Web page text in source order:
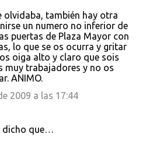
olvidaba, también hay otra
un numero no inferior de
puertas de Plaza Mayor con
lo que se os ocurra y gritar
oiga alto y claro que sois
muy trabajadores y no os
ANIMO.
2009 a las 17:44
dicho que…